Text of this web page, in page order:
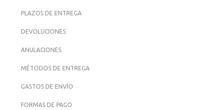
PLAZOS DE ENTREGA
DEVOLUCIONES
ANULACIONES
MÉTODOS DE ENTREGA
GASTOS DE ENVÍO
FORMAS DE PAGO